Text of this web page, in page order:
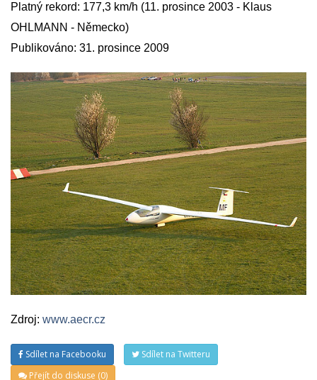
Platný rekord: 177,3 km/h (11. prosince 2003 - Klaus
OHLMANN - Německo)
Publikováno: 31. prosince 2009
Zdroj: www.aecr.cz
Sdílet na Facebooku
Sdílet na Twitteru
Přejít do diskuse (0)